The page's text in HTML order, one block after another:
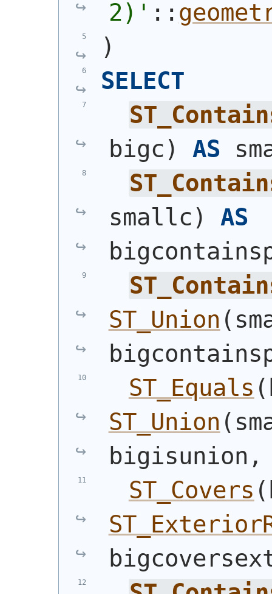
2) ' ::
)
SELECT
bigc ) AS
smallc )
AS
ST_Union (
ST_Equals (
ST_Union (
bigisunion,
ST_Covers (